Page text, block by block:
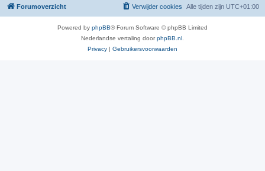
Forumoverzicht Alle tijden zijn UTC+01:00
Verwijder cookies
Powered by phpBB® Forum Software © phpBB Limited
Nederlandse vertaling doorphpBB.nl
Privacy | Gebruikersvoorwaarden